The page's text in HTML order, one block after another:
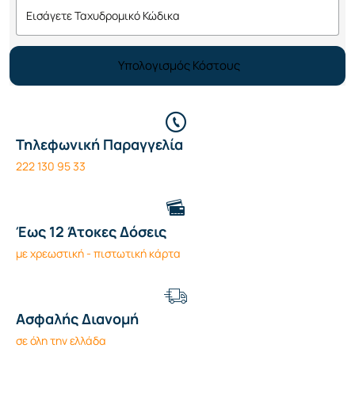
Υπολογισμός Κόστους
Τηλεφωνική Παραγγελία
222 130 95 33
Έως 12 Άτοκες Δόσεις
με χρεωστική - πιστωτική κάρτα
Ασφαλής Διανομή
σε όλη την ελλάδα